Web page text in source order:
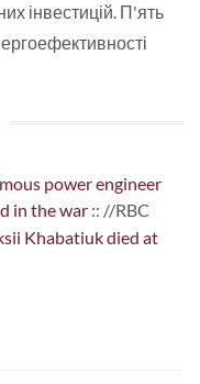
інвестицій. П'ять
power engineer
in the war :: //RBC
Khabatiuk died at